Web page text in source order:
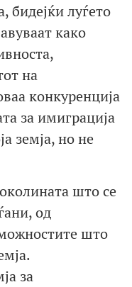
бидејќи луѓето
како
на
конкуренција
за имиграција
земја, но не
што се
од
што
за